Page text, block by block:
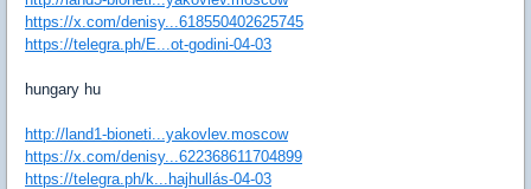
https://x.com/denisy...618550402625745
https://telegra.ph/E...ot-godini-04-03
hungary hu
http://land1-bioneti...yakovlev.moscow
https://x.com/denisy...622368611704899
https://telegra.ph/k...hajhullás-04-03